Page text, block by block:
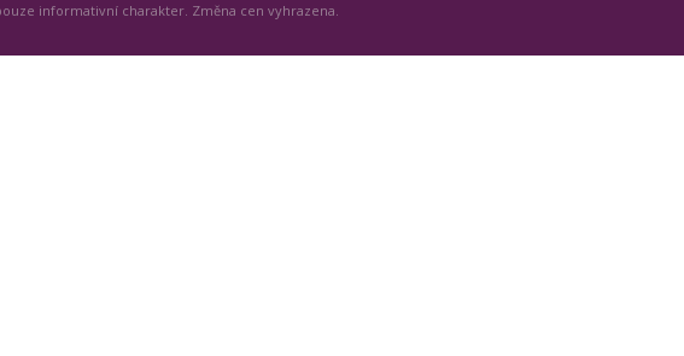
informativní charakter. Změna cen vyhrazena.